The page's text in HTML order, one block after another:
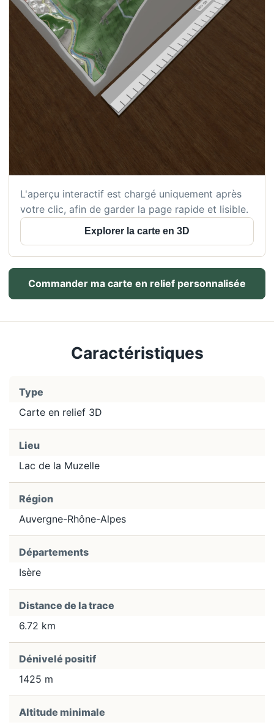
L'aperçu interactif est chargé uniquement après
votre clic, afin de garder la page rapide et lisible.
Explorer la carte en 3D
Commander ma carte en relief personnalisée
Caractéristiques
Type
Carte en relief 3D
Lieu
Lac de la Muzelle
Région
Auvergne-Rhône-Alpes
Départements
Isère
Distance de la trace
6.72 km
Dénivelé positif
1425 m
Altitude minimale